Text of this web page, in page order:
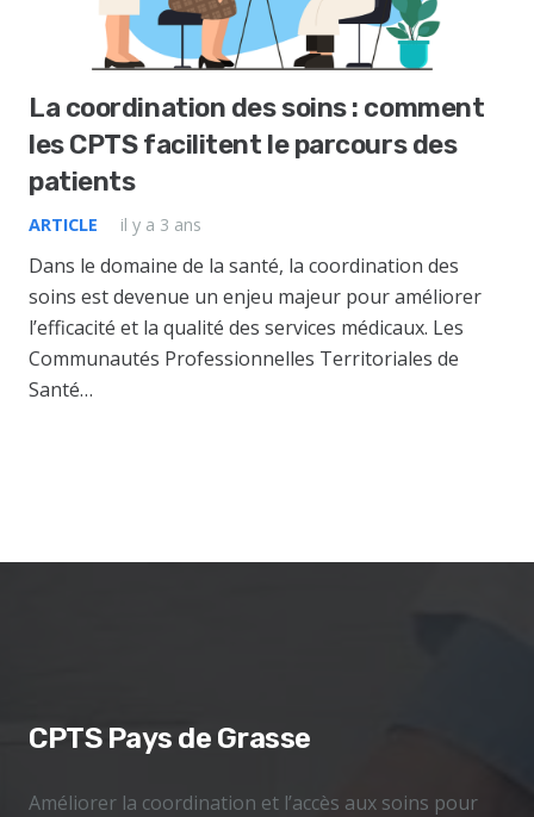
La coordination des soins : comment
les CPTS facilitent le parcours des
patients
ARTICLE il y a 3 ans
Dans le domaine de la santé, la coordination des
soins est devenue un enjeu majeur pour améliorer
l’efficacité et la qualité des services médicaux. Les
Communautés Professionnelles Territoriales de
Santé…
CPTS Pays de Grasse
Améliorer la coordination et l’accès aux soins pour